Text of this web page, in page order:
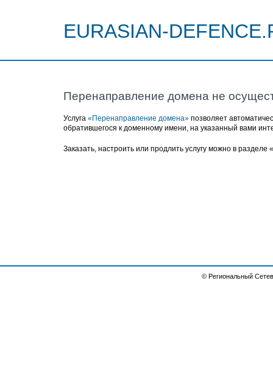
EURASIAN-
Перенаправление домена не
Услуга «Перенаправление домена» позволяет
обратившегося к доменному имени, на указанный вами
Заказать, настроить или продлить услугу можно в разделе
© Региональный